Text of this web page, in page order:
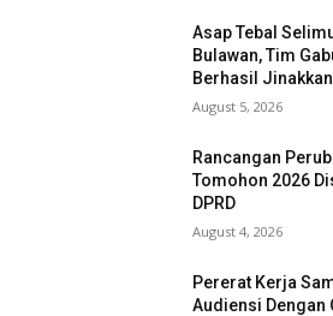
Asap Tebal
Bulawan, Tim
Berhasil
August 5, 2026
Rancangan
Tomohon 2026
DPRD
August 4, 2026
Pererat Kerja
Audiensi Dengan